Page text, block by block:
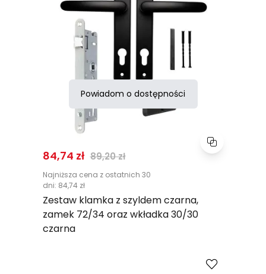
Powiadom o dostępności
84,74 zł Normalna cena
89,20 zł
Najniższa cena z ostatnich 30
dni: 84,74 zł
Zestaw klamka z szyldem czarna,
zamek 72/34 oraz wkładka 30/30
czarna